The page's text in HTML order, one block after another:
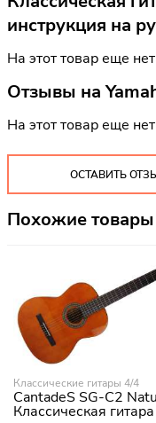
инструкция на
На этот товар еще
Отзывы на
На этот товар еще
ОСТАВИТЬ
Похожие товары
Классические гитары 4/4
CantadeS SG-C2
Классическая гитара